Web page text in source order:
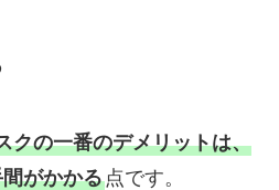
クの一番のデメリットは、
がかかる点です。